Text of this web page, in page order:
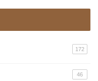
172
46